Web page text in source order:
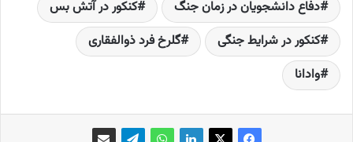
دفاع دانشجویان در زمان جنگ
کنکور در آتش بس
کنکور در شرایط جنگی
گلرخ فرد ذوالفقاری
وادانا